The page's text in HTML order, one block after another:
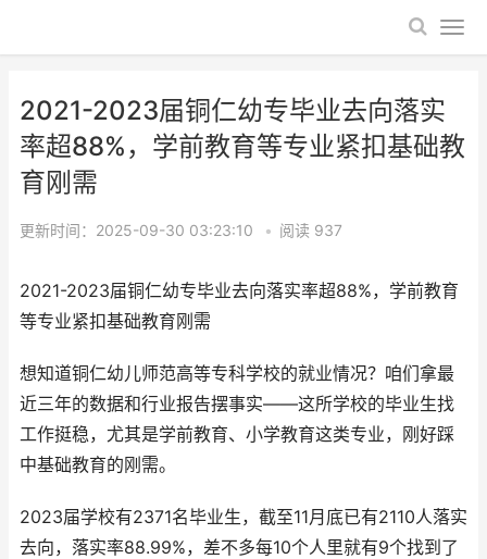
2021-2023届铜仁幼专毕业去向落实
率超88%，学前教育等专业紧扣基础教
育刚需
更新时间：2025-09-30 03:23:10 • 阅读 937
2021-2023届铜仁幼专毕业去向落实率超88%，学前教育
等专业紧扣基础教育刚需
想知道铜仁幼儿师范高等专科学校的就业情况？咱们拿最
近三年的数据和行业报告摆事实——这所学校的毕业生找
工作挺稳，尤其是学前教育、小学教育这类专业，刚好踩
中基础教育的刚需。
2023届学校有2371名毕业生，截至11月底已有2110人落实
去向，落实率88.99%，差不多每10个人里就有9个找到了